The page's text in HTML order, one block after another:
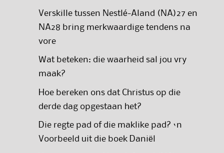
Verskille tussen Nestlé-Aland (NA)27 en
NA28 bring merkwaardige tendens na
vore
Wat beteken: die waarheid sal jou vry
maak?
Hoe bereken ons dat Christus op die
derde dag opgestaan het?
Die regte pad of die maklike pad? ‘n
Voorbeeld uit die boek Daniël